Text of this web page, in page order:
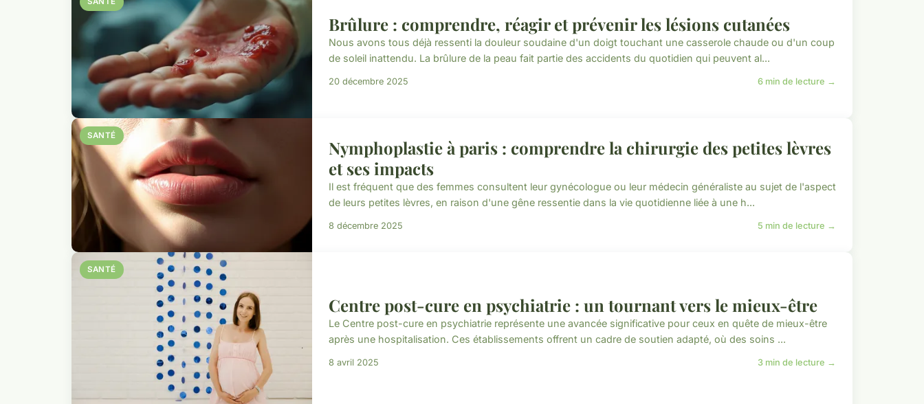
Brûlure : comprendre, réagir et prévenir les lésions cutanées
Nous avons tous déjà ressenti la douleur soudaine d'un doigt touchant une casserole chaude ou d'un coup
de soleil inattendu. La brûlure de la peau fait partie des accidents du quotidien qui peuvent al...
20 décembre 2025 6 min de lecture →
SANTÉ
Nymphoplastie à paris : comprendre la chirurgie des petites lèvres
et ses impacts
Il est fréquent que des femmes consultent leur gynécologue ou leur médecin généraliste au sujet de l'aspect
de leurs petites lèvres, en raison d'une gêne ressentie dans la vie quotidienne liée à une h...
8 décembre 2025 5 min de lecture →
SANTÉ
Centre post-cure en psychiatrie : un tournant vers le mieux-être
Le Centre post-cure en psychiatrie représente une avancée significative pour ceux en quête de mieux-être
après une hospitalisation. Ces établissements offrent un cadre de soutien adapté, où des soins ...
8 avril 2025 3 min de lecture →